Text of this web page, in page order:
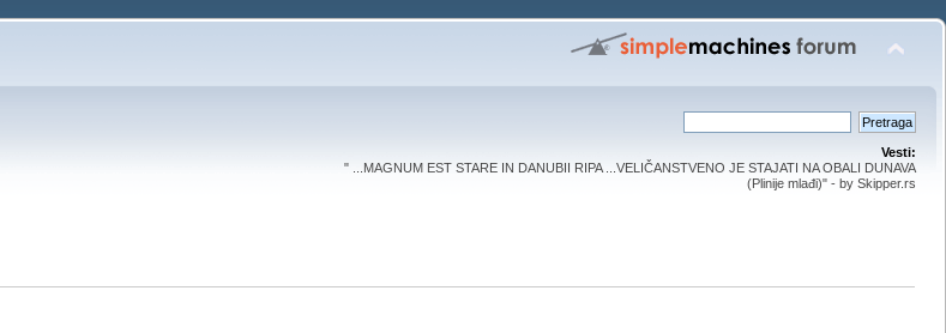
Vesti:
" ...MAGNUM EST STARE IN DANUBII RIPA ...VELIČANSTVENO JE STAJATI NA OBALI DUNAVA
(Plinije mlađi)" - by Skipper.rs